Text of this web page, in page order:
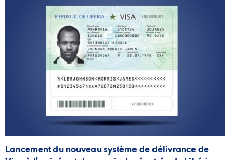
Lancement du nouveau système de délivrance de